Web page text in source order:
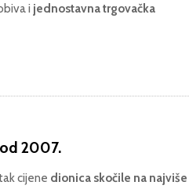
i jednostavna trgovačka
2007.
cijene dionica skočile na najviše